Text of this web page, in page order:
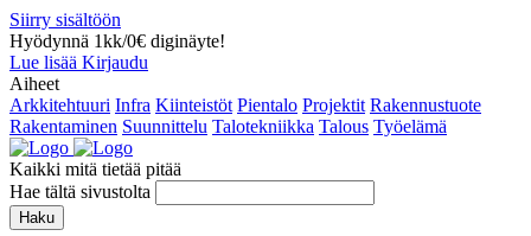
Siirry sisältöön
Hyödynnä 1kk/0€ diginäyte!
Lue lisää Kirjaudu
Aiheet
Arkkitehtuuri Infra Kiinteistöt Pientalo Projektit Rakennustuote
Rakentaminen Suunnittelu Talotekniikka Talous Työelämä
Kaikki mitä tietää pitää
Hae tältä sivustolta
Haku